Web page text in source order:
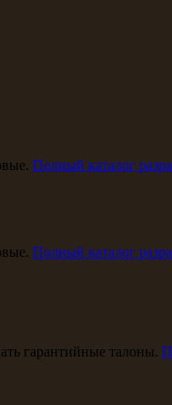
Полный каталог
Полный каталог
гарантийные талоны.